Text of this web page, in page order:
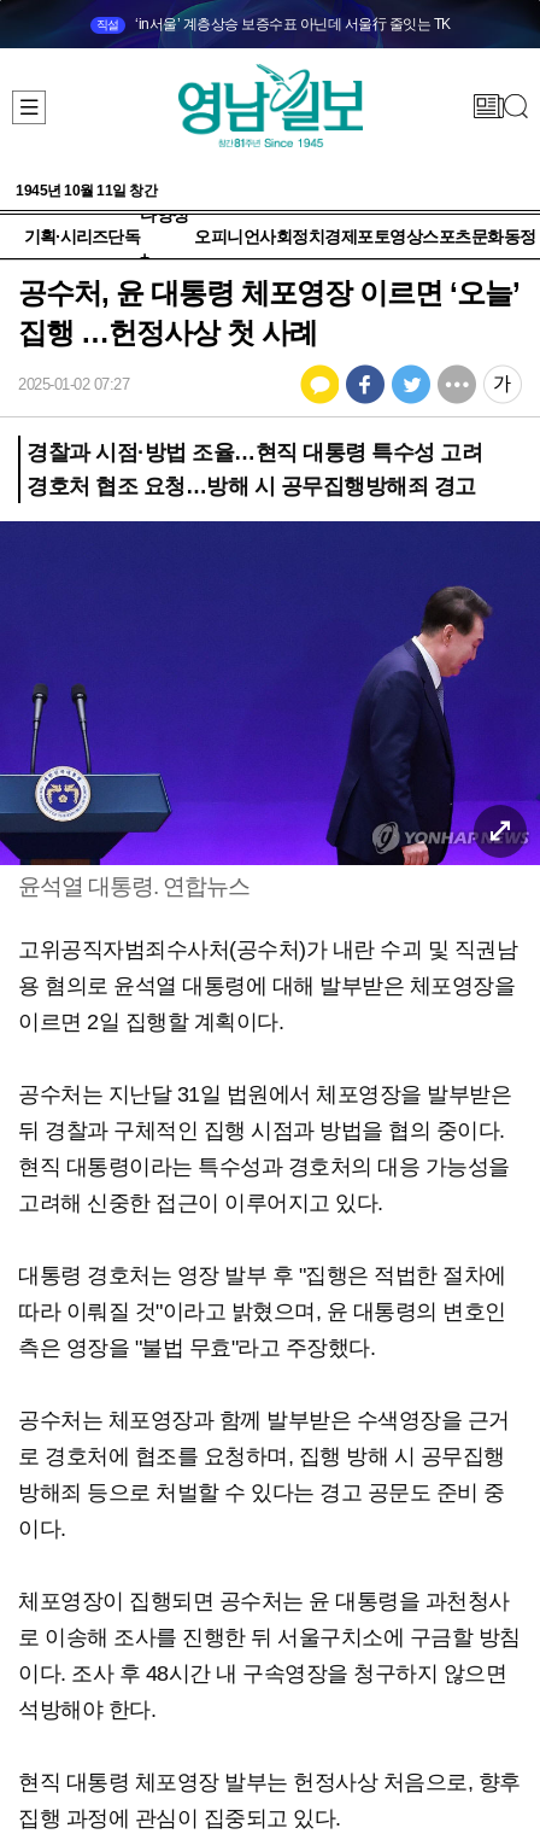
직설 ‘in서울’ 계층상승 보증수표 아닌데 서울行 줄잇는 TK
1945년 10월 11일 창간
기획·시리즈단독
다양성
+
오피니언사회정치 경제 포토영상스포츠문화동정
공수처, 윤 대통령 체포영장 이르면 ‘오늘’
집행 …헌정사상 첫 사례
2025-01-02 07:27
경찰과 시점·방법 조율…현직 대통령 특수성 고려
경호처 협조 요청…방해 시 공무집행방해죄 경고
윤석열 대통령. 연합뉴스
고위공직자범죄수사처(공수처)가 내란 수괴 및 직권남
용 혐의로 윤석열 대통령에 대해 발부받은 체포영장을
이르면 2일 집행할 계획이다.
공수처는 지난달 31일 법원에서 체포영장을 발부받은
뒤 경찰과 구체적인 집행 시점과 방법을 협의 중이다.
현직 대통령이라는 특수성과 경호처의 대응 가능성을
고려해 신중한 접근이 이루어지고 있다.
대통령 경호처는 영장 발부 후 "집행은 적법한 절차에
따라 이뤄질 것"이라고 밝혔으며, 윤 대통령의 변호인
측은 영장을 "불법 무효"라고 주장했다.
공수처는 체포영장과 함께 발부받은 수색영장을 근거
로 경호처에 협조를 요청하며, 집행 방해 시 공무집행
방해죄 등으로 처벌할 수 있다는 경고 공문도 준비 중
이다.
체포영장이 집행되면 공수처는 윤 대통령을 과천청사
로 이송해 조사를 진행한 뒤 서울구치소에 구금할 방침
이다. 조사 후 48시간 내 구속영장을 청구하지 않으면
석방해야 한다.
현직 대통령 체포영장 발부는 헌정사상 처음으로, 향후
집행 과정에 관심이 집중되고 있다.